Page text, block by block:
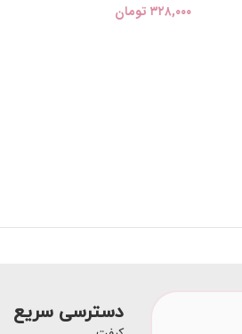
۳۲۸,۰۰۰ تومان
دسترسی سریع